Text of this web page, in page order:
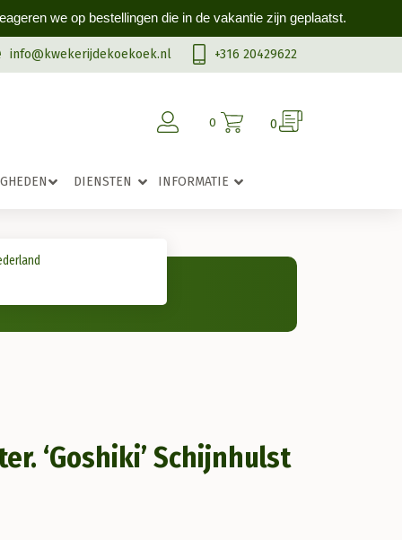
we op bestellingen die in de vakantie zijn geplaatst.
info@kwekerijdekoekoek.nl +316 20429622
0
0
DIENSTEN INFORMATIE
‘Goshiki’ Schijnhulst